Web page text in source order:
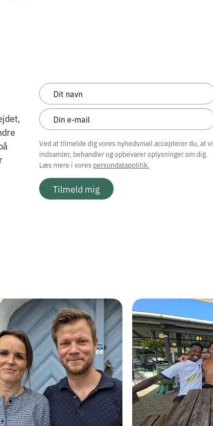
Ved at tilmelde dig vores nyhedsmail accepterer du, at vi
indsamler, behandler og opbevarer oplysninger om dig.
Læs mere i vores persondatapolitik.
Tilmeld mig